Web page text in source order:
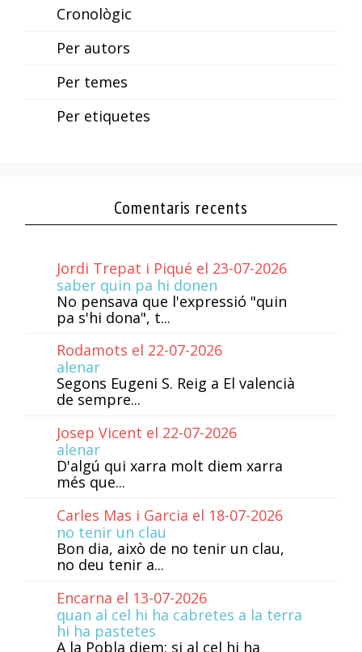
Cronològic
Per autors
Per temes
Per etiquetes
Comentaris recents
Jordi Trepat i Piqué el 23-07-2026
saber quin pa hi donen
No pensava que l'expressió "quin
pa s'hi dona", t...
Rodamots el 22-07-2026
alenar
Segons Eugeni S. Reig a El valencià
de sempre...
Josep Vicent el 22-07-2026
alenar
D'algú qui xarra molt diem xarra
més que...
Carles Mas i Garcia el 18-07-2026
no tenir un clau
Bon dia, això de no tenir un clau,
no deu tenir a...
Encarna el 13-07-2026
quan al cel hi ha cabretes a la terra
hi ha pastetes
A la Pobla diem: si al cel hi ha